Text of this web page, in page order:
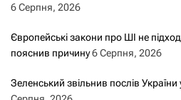
6 Серпня, 2026
Європейські закони про ШІ не
пояснив причину6 Серпня, 2026
Зеленський звільнив послів України